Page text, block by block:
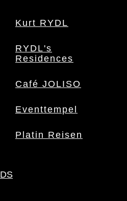
Kurt RYDL
RYDL's
Residences
Café JOLISO
Eventtempel
Platin Reisen
DS